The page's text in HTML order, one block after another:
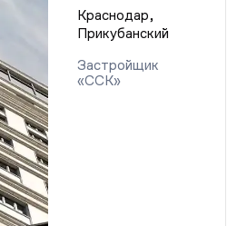
Краснодар,
Прикубанский
Застройщик
«ССК»